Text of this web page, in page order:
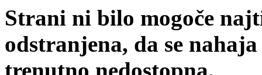
Strani ni bilo mogoče
odstranjena, da se